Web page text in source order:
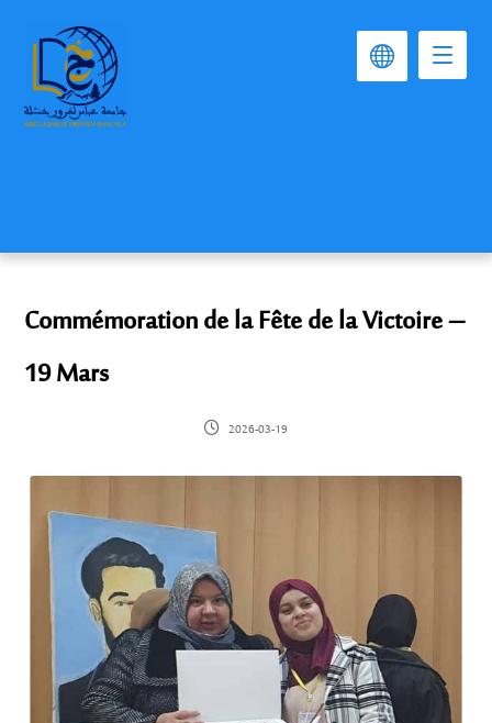
Commémoration de la Fête de la Victoire –
19 Mars
2026-03-19